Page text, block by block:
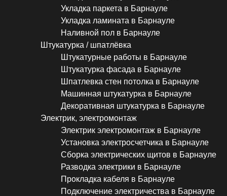
Укладка паркета в Барнауле
Укладка ламината в Барнауле
Наливной пол в Барнауле
Штукатурка / шпатлёвка
Штукатурные работы в Барнауле
Штукатурка фасада в Барнауле
Шпатлевка стен потолка в Барнауле
Машинная штукатурка в Барнауле
Декоративная штукатурка в Барнауле
Электрик, электромонтаж
Электрик электромонтаж в Барнауле
Установка электросчетчика в Барнауле
Сборка электрических щитов в Барнауле
Разводка электрики в Барнауле
Прокладка кабеля в Барнауле
Подключение электричества в Барнауле